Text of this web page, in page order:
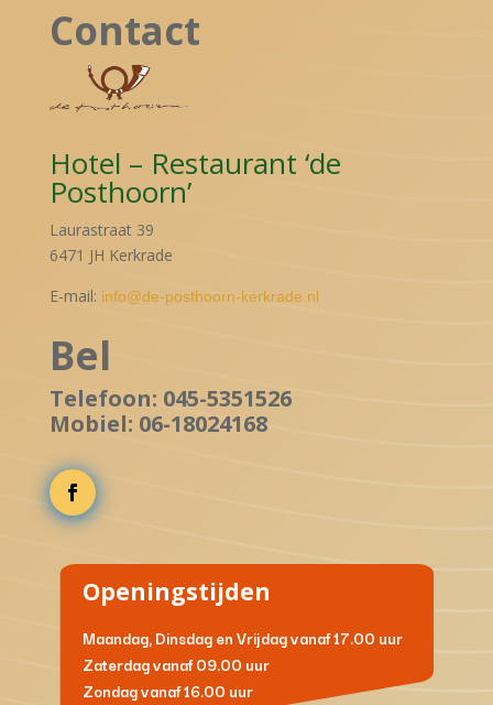
Contact
Hotel – Restaurant ‘de
Posthoorn’
Laurastraat 39
6471 JH Kerkrade
E-mail: info@de-posthoorn-kerkrade.nl
Bel
Telefoon: 045-5351526
Mobiel: 06-18024168
Openingstijden
Maandag, Dinsdag en Vrijdagvanaf 17.00 uur
Zaterdagvanaf 09.00 uur
Zondagvanaf 16.00 uur